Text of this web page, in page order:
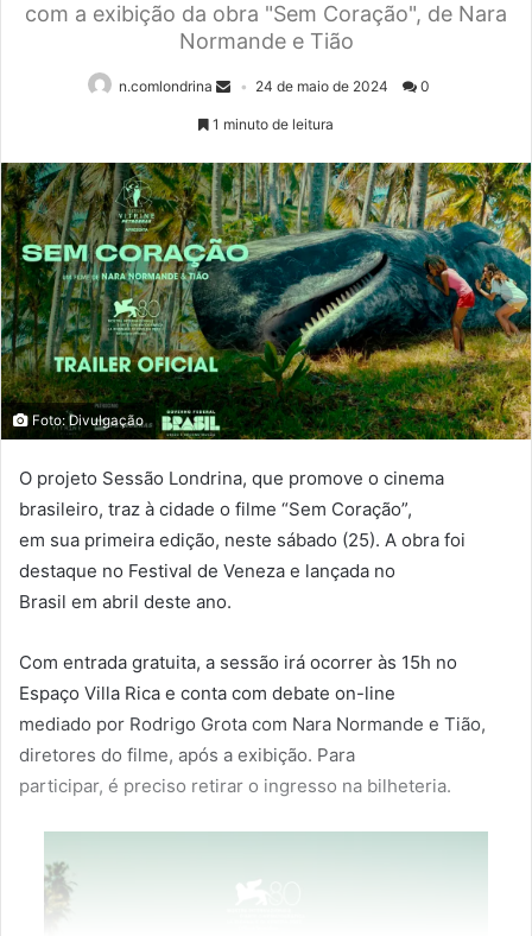
com a exibição da obra "Sem Coração", de Nara
Normande e Tião
n.comlondrina 24 de maio de 2024 0
1 minuto de leitura
Foto: Divulgação
O projeto Sessão Londrina, que promove o cinema
brasileiro, traz à cidade o filme “Sem Coração”,
em sua primeira edição, neste sábado (25). A obra foi
destaque no Festival de Veneza e lançada no
Brasil em abril deste ano.
Com entrada gratuita, a sessão irá ocorrer às 15h no
Espaço Villa Rica e conta com debate on-line
mediado por Rodrigo Grota com Nara Normande e Tião,
diretores do filme, após a exibição. Para
participar, é preciso retirar o ingresso na bilheteria.